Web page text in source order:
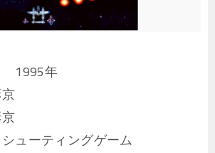
1995年
ューティングゲーム